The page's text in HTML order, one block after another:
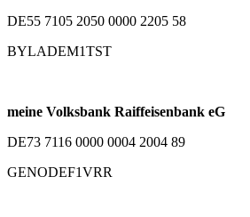
DE55 7105 2050 0000 2205 58
BYLADEM1TST
meine Volksbank Raiffeisenbank eG
DE73 7116 0000 0004 2004 89
GENODEF1VRR